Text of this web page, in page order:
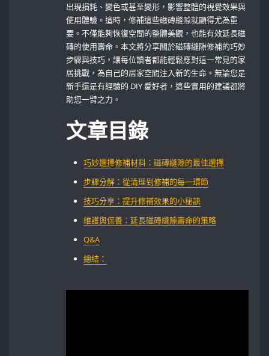
出現損耗、變色或甚至變形，影響整體的視覺效果與
使用體驗。這時，修補這些磁磚縫隙就顯得尤為重
要。不僅能夠恢復空間的整體美觀，也能有效延長磁
磚的使用壽命。本文將分享關於磁磚縫隙修補的巧妙
步驟與技巧，讓每位讀者都能輕鬆應對這一常見的家
居挑戰，為自己的居家空間注入新的生命。無論您是
新手還是有經驗的 DIY 愛好者，這些實用的建議都將
助您一臂之力。
文章目錄
巧妙選擇修補材料：磁磚縫隙的最佳選擇
步驟分解：從清理到修補的每一環節
技巧分享：提升修補效果的小秘訣
維護與保養：延長磁磚縫隙壽命的策略
Q&A
總結：